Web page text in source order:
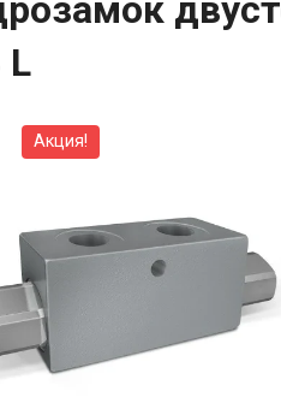
L
Акция!